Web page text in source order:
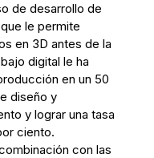
de desarrollo de
le permite
en 3D antes de la
digital le ha
en un 50
diseño y
y lograr una tasa
ciento.
con las